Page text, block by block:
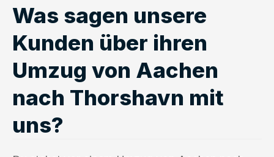
Was sagen unsere
Kunden über ihren
Umzug von Aachen
nach Thorshavn mit
uns?